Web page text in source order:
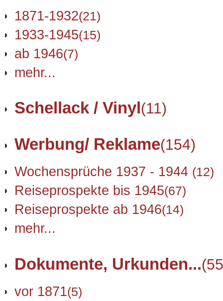
1871-1932(21)
1933-1945(15)
ab 1946(7)
mehr...
Schellack / Vinyl(11)
Werbung/ Reklame(154)
Wochensprüche 1937 - 1944 (12)
Reiseprospekte bis 1945(67)
Reiseprospekte ab 1946(14)
mehr...
Dokumente, Urkunden...
vor 1871(5)